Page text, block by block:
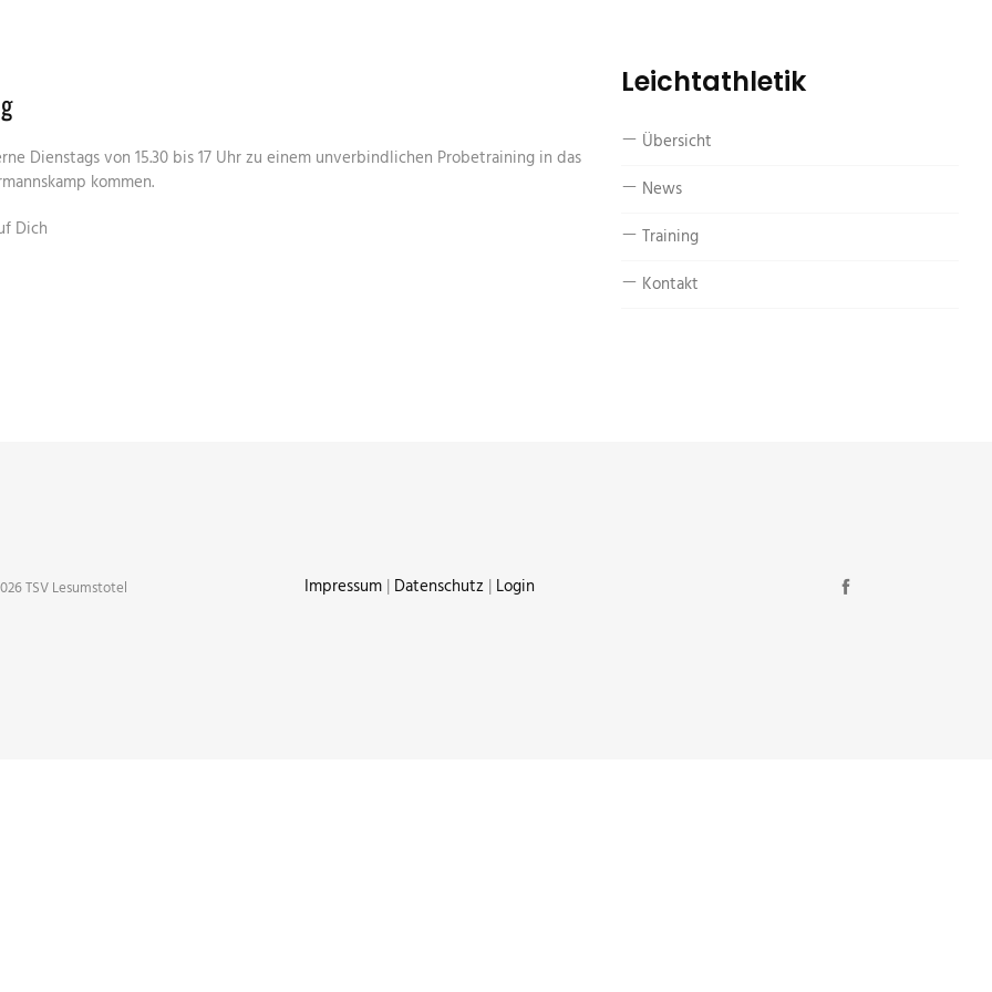
Dienstags von 15.30 bis 17 Uhr zu einem unverbindlichen Probetraining in das
kommen.
Dich
Leichtathletik
Übersicht
News
Training
Kontakt
TSV Lesumstotel Impressum| Datenschutz| Login